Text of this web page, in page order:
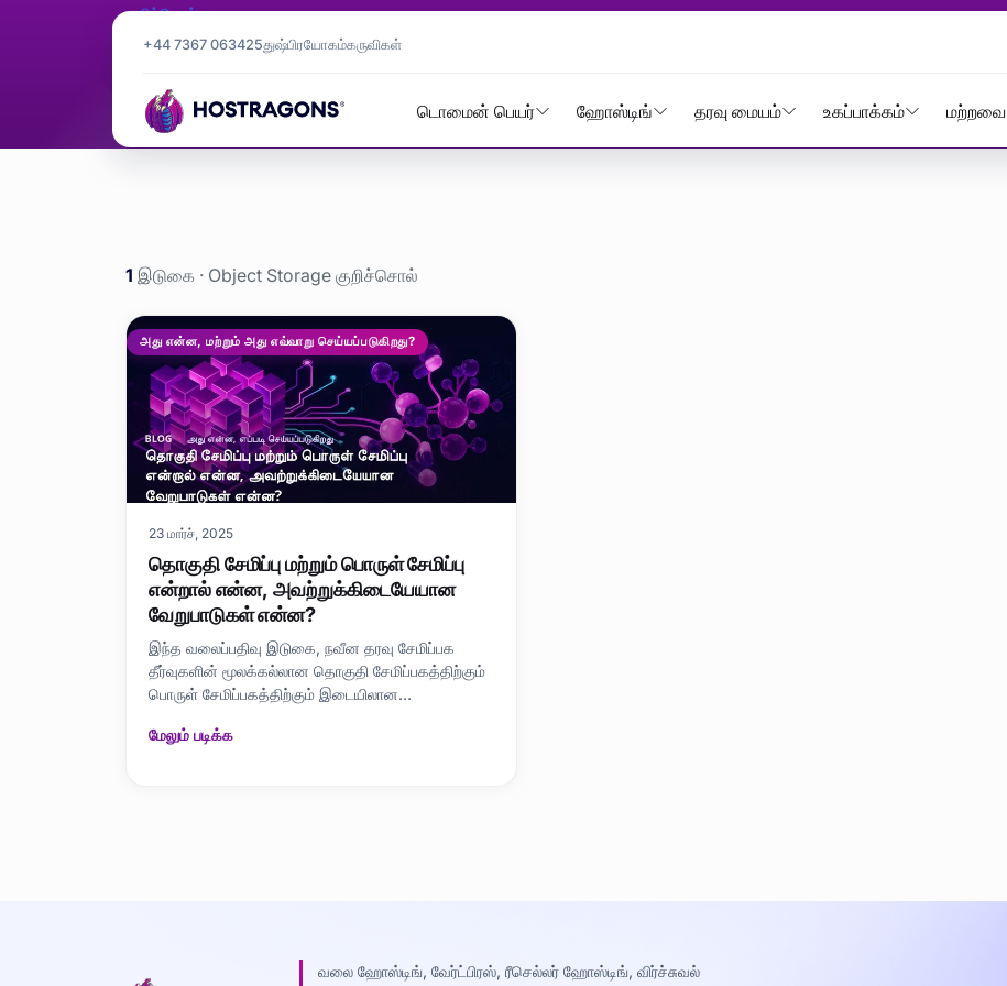
+44 7367 063425துஷ்பிரயோகம்கருவிகள்
டொமைன் பெயர் ஹோஸ்டிங் தரவு மையம் உகப்பாக்கம் மற்றவை
குறிச்சொல்
Object Storage
முகப்புப் பக்கம்
1 இடுகை · Object Storage குறிச்சொல்
Object Storage etiketi yazıları
அது என்ன, மற்றும் அது எவ்வாறு செய்யப்படுகிறது?
23 மார்ச், 2025
தொகுதி சேமிப்பு மற்றும் பொருள் சேமிப்பு
என்றால் என்ன, அவற்றுக்கிடையேயான
வேறுபாடுகள் என்ன?
இந்த வலைப்பதிவு இடுகை, நவீன தரவு சேமிப்பக
தீர்வுகளின் மூலக்கல்லான தொகுதி சேமிப்பகத்திற்கும்
பொருள் சேமிப்பகத்திற்கும் இடையிலான
ஸ்டோரேஜ் என்றால் என்ன, அதன் அடிப்படை அம்சங்கள்
மேலும் படிக்க
வலை ஹோஸ்டிங், வேர்ட்பிரஸ், ரீசெல்லர் ஹோஸ்டிங், விர்ச்சுவல்